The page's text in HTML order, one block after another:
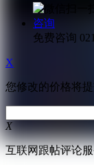
咨询
免费咨询
X
您修改的价格将
X
互联网跟帖评论